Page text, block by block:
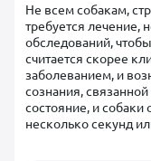
Не всем собакам,
требуется лечение,
обследований,
считается скорее
заболеванием, и
сознания,
состояние, и собаки
несколько секунд